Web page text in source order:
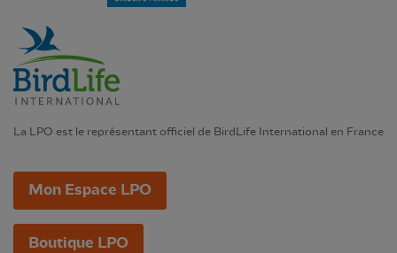
La LPO est le représentant officiel de BirdLife International en France
Mon Espace LPO
Boutique LPO